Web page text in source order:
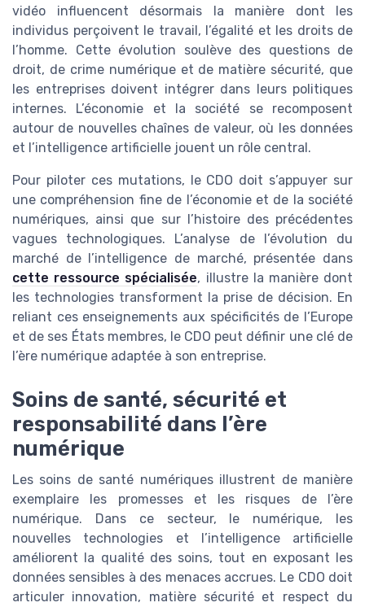
vidéo influencent désormais la manière dont les
individus perçoivent le travail, l’égalité et les droits de
l’homme. Cette évolution soulève des questions de
droit, de crime numérique et de matière sécurité, que
les entreprises doivent intégrer dans leurs politiques
internes. L’économie et la société se recomposent
autour de nouvelles chaînes de valeur, où les données
et l’intelligence artificielle jouent un rôle central.
Pour piloter ces mutations, le CDO doit s’appuyer sur
une compréhension fine de l’économie et de la société
numériques, ainsi que sur l’histoire des précédentes
vagues technologiques. L’analyse de l’évolution du
marché de l’intelligence de marché, présentée dans
cette ressource spécialisée, illustre la manière dont
les technologies transforment la prise de décision. En
reliant ces enseignements aux spécificités de l’Europe
et de ses États membres, le CDO peut définir une clé de
l’ère numérique adaptée à son entreprise.
Soins de santé, sécurité et
responsabilité dans l’ère
numérique
Les soins de santé numériques illustrent de manière
exemplaire les promesses et les risques de l’ère
numérique. Dans ce secteur, le numérique, les
nouvelles technologies et l’intelligence artificielle
améliorent la qualité des soins, tout en exposant les
données sensibles à des menaces accrues. Le CDO doit
articuler innovation, matière sécurité et respect du